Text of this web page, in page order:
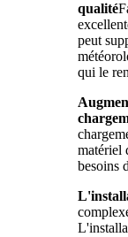
qualité
peut
qui le
matériel
besoins